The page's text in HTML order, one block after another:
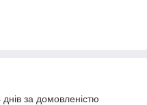
за домовленістю